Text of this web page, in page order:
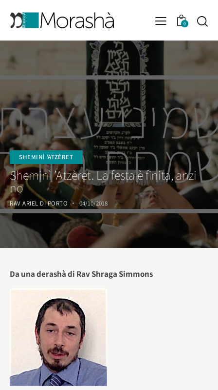
0
SHEMINÌ ’ATZÈRET
Sheminì ’Atzèret. La festa è finita, anzi
no
RAV ARIEL DI PORTO 04/10/2018
Da una derashà di Rav Shraga Simmons